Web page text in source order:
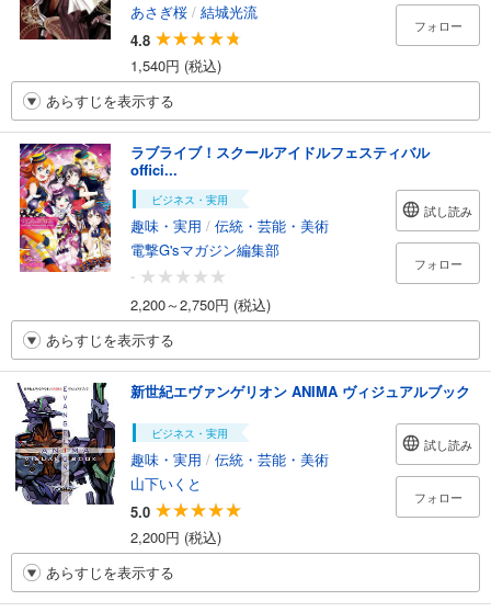
あさぎ桜 / 結城光流
4.8
1,540円 (税込)
フォロー
あらすじを表示する
ラブライブ！スクールアイドルフェスティバル
offici...
ビジネス・実用
趣味・実用 / 伝統・芸能・美術
電撃G'sマガジン編集部
-
2,200～2,750円 (税込)
試し読み
フォロー
あらすじを表示する
新世紀エヴァンゲリオン ANIMA ヴィジュアルブック
ビジネス・実用
趣味・実用 / 伝統・芸能・美術
山下いくと
5.0
2,200円 (税込)
試し読み
フォロー
あらすじを表示する